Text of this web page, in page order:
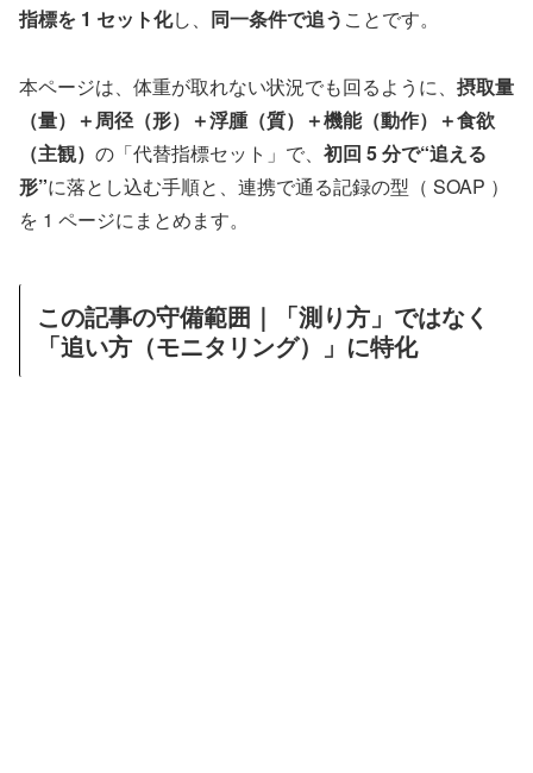
指標を 1 セット化し、 同一条件で追う ことです。
本ページは、体重が取れない状況でも回るように、 摂取量
（量）＋周径（形）＋浮腫（質）＋機能（動作）＋食欲
（主観） の「代替指標セット」で、 初回 5 分で“追える
形”に落とし込む手順と、連携で通る記録の型（ SOAP ）
を 1 ページにまとめます。
この記事の守備範囲｜「測り方」ではなく
「追い方（モニタリング）」に特化